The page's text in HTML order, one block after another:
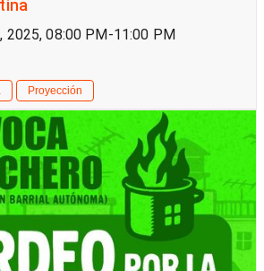
2025, 08:00 PM-11:00 PM
Proyección